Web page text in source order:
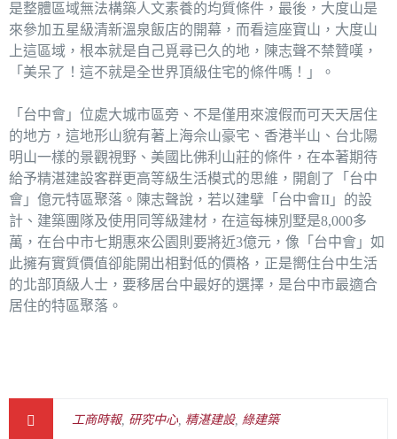
是整體區域無法構築人文素養的均質條件，最後，大度山是
來參加五星級清新溫泉飯店的開幕，而看這座寶山，大度山
上這區域，根本就是自己覓尋已久的地，陳志聲不禁贊嘆，
「美呆了！這不就是全世界頂級住宅的條件嗎！」。
「台中會」位處大城市區旁、不是僅用來渡假而可天天居住
的地方，這地形山貌有著上海佘山豪宅、香港半山、台北陽
明山一樣的景觀視野、美國比佛利山莊的條件，在本著期待
給予精湛建設客群更高等級生活模式的思維，開創了「台中
會」億元特區聚落。陳志聲說，若以建擘「台中會II」的設
計、建築團隊及使用同等級建材，在這每棟別墅是8,000多
萬，在台中市七期惠來公園則要將近3億元，像「台中會」如
此擁有實質價值卻能開出相對低的價格，正是嚮住台中生活
的北部頂級人士，要移居台中最好的選擇，是台中市最適合
居住的特區聚落。
工商時報, 研究中心, 精湛建設, 綠建築